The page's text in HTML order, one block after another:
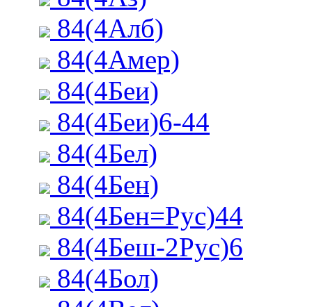
84(4Алб)
84(4Амер)
84(4Беи)
84(4Беи)6-44
84(4Бел)
84(4Бен)
84(4Бен=Рус)44
84(4Беш-2Рус)6
84(4Бол)